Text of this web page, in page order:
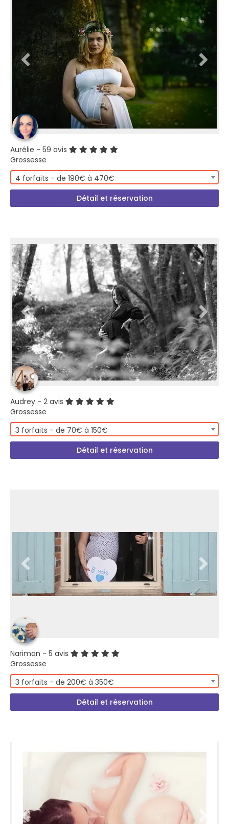
Aurélie - 59 avis
Grossesse
4 forfaits - de 190€ à 470€
Détail et réservation
Audrey - 2 avis
Grossesse
3 forfaits - de 70€ à 150€
Détail et réservation
Nariman - 5 avis
Grossesse
3 forfaits - de 200€ à 350€
Détail et réservation